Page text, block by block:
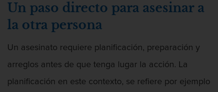
Delitos Federales de Drogas
Delitos de Fraude
Fraude A La Compensación A los
Trabajadores
Un paso directo para asesinar a
la otra persona
Un asesinato requiere planificación, preparación y
arreglos antes de que tenga lugar la acción. La
planificación en este contexto, se refiere por ejemplo